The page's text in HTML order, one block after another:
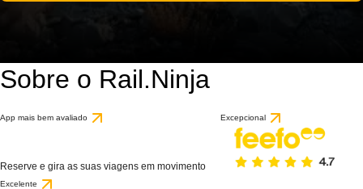
Sobre o Rail.Ninja
App mais bem avaliado
Reserve e gira as suas viagens em movimento
Excepcional
Excelente